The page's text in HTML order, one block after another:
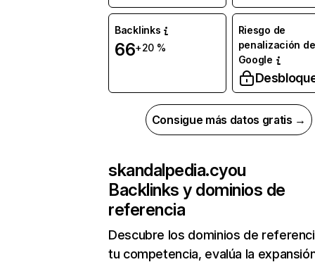
Backlinks
66+20 %
Riesgo de
penalización de
Google
Consigue más datos gratis →
skandalpedia.cyou
Backlinks y dominios de
referencia
Descubre los dominios de
tu competencia, evalúa la